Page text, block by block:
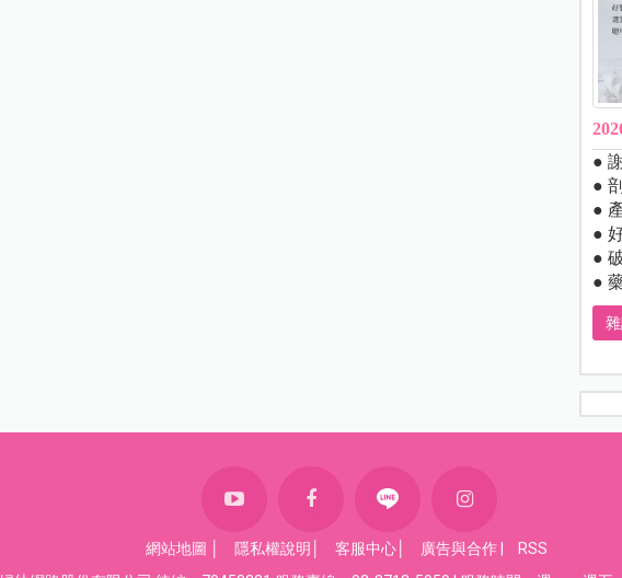
●
●
●
●
●
●
網站地圖 隱私權說明 客服中心 廣告與合作
RSS